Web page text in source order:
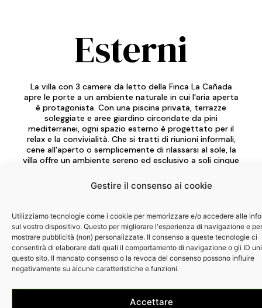
Gestire il consenso ai cookie
Utilizziamo tecnologie come i cookie per memorizzare e/o accedere alle
sul vostro dispositivo. Questo per migliorare l'esperienza di navigazione e per
mostrare pubblicità (non) personalizzate. Il consenso a queste tecnologie ci
consentirà di elaborare dati quali il comportamento di navigazione o gli ID
questo sito. Il mancato consenso o la revoca del consenso possono influire
negativamente su alcune caratteristiche e funzioni.
Accettare
Esterni
La villa con 3 camere da letto della Finca La Cañada
apre le porte a un ambiente naturale in cui l'aria aperta
è protagonista. Con una piscina privata, terrazze
soleggiate e aree giardino circondate da pini
mediterranei, ogni spazio esterno è progettato per il
relax e la convivialità. Che si tratti di riunioni informali,
cene all'aperto o semplicemente di rilassarsi al sole, la
villa offre un ambiente sereno ed esclusivo a soli cinque